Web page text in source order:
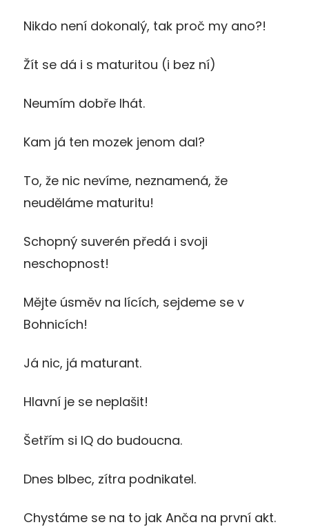
Nikdo není dokonalý, tak proč my ano?!
Žít se dá i s maturitou (i bez ní)
Neumím dobře lhát.
Kam já ten mozek jenom dal?
To, že nic nevíme, neznamená, že
neuděláme maturitu!
Schopný suverén předá i svoji
neschopnost!
Mějte úsměv na lících, sejdeme se v
Bohnicích!
Já nic, já maturant.
Hlavní je se neplašit!
Šetřím si IQ do budoucna.
Dnes blbec, zítra podnikatel.
Chystáme se na to jak Anča na první akt.